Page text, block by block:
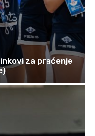
za praćenje